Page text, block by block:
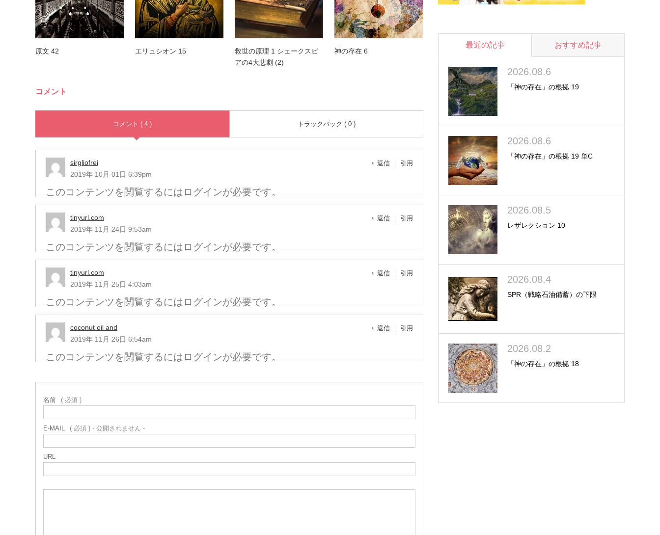
原文 42 エリュシオン 15
救世の原理 1 シェークスピ
アの4大悲劇 (2)
神の存在 6
コメント
コメント ( 4 ) トラックバック ( 0 )
sirgliofrei
2019年 10月 01日 6:39pm
返信 引用
このコンテンツを閲覧するにはログインが必要です。
tinyurl.com
2019年 11月 24日 9:53am
返信 引用
このコンテンツを閲覧するにはログインが必要です。
tinyurl.com
2019年 11月 25日 4:03am
返信 引用
このコンテンツを閲覧するにはログインが必要です。
coconut oil and
2019年 11月 26日 6:54am
返信 引用
このコンテンツを閲覧するにはログインが必要です。
名前 ( 必須 )
E-MAIL ( 必須 ) - 公開されません -
URL
最近の記事 おすすめ記事
2026.08.6
「神の存在」の根拠 19
2026.08.6
「神の存在」の根拠 19 単C
2026.08.5
レザレクション 10
2026.08.4
SPR（戦略石油備蓄）の下限
2026.08.2
「神の存在」の根拠 18